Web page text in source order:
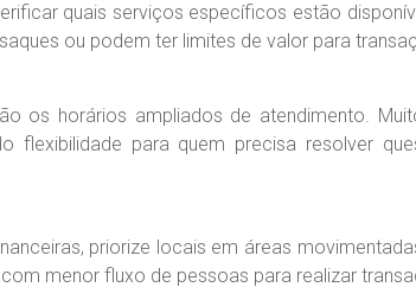
quais serviços específicos estão
ou podem ter limites de valor para
os horários ampliados de atendimento.
flexibilidade para quem precisa resolver
priorize locais em áreas
menor fluxo de pessoas para realizar